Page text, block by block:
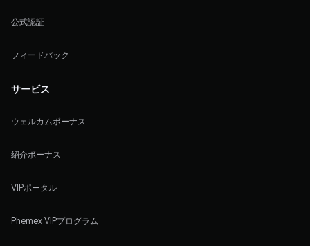
公式認証
フィードバック
サービス
ウェルカムボーナス
紹介ボーナス
VIPポータル
Phemex VIPプログラム